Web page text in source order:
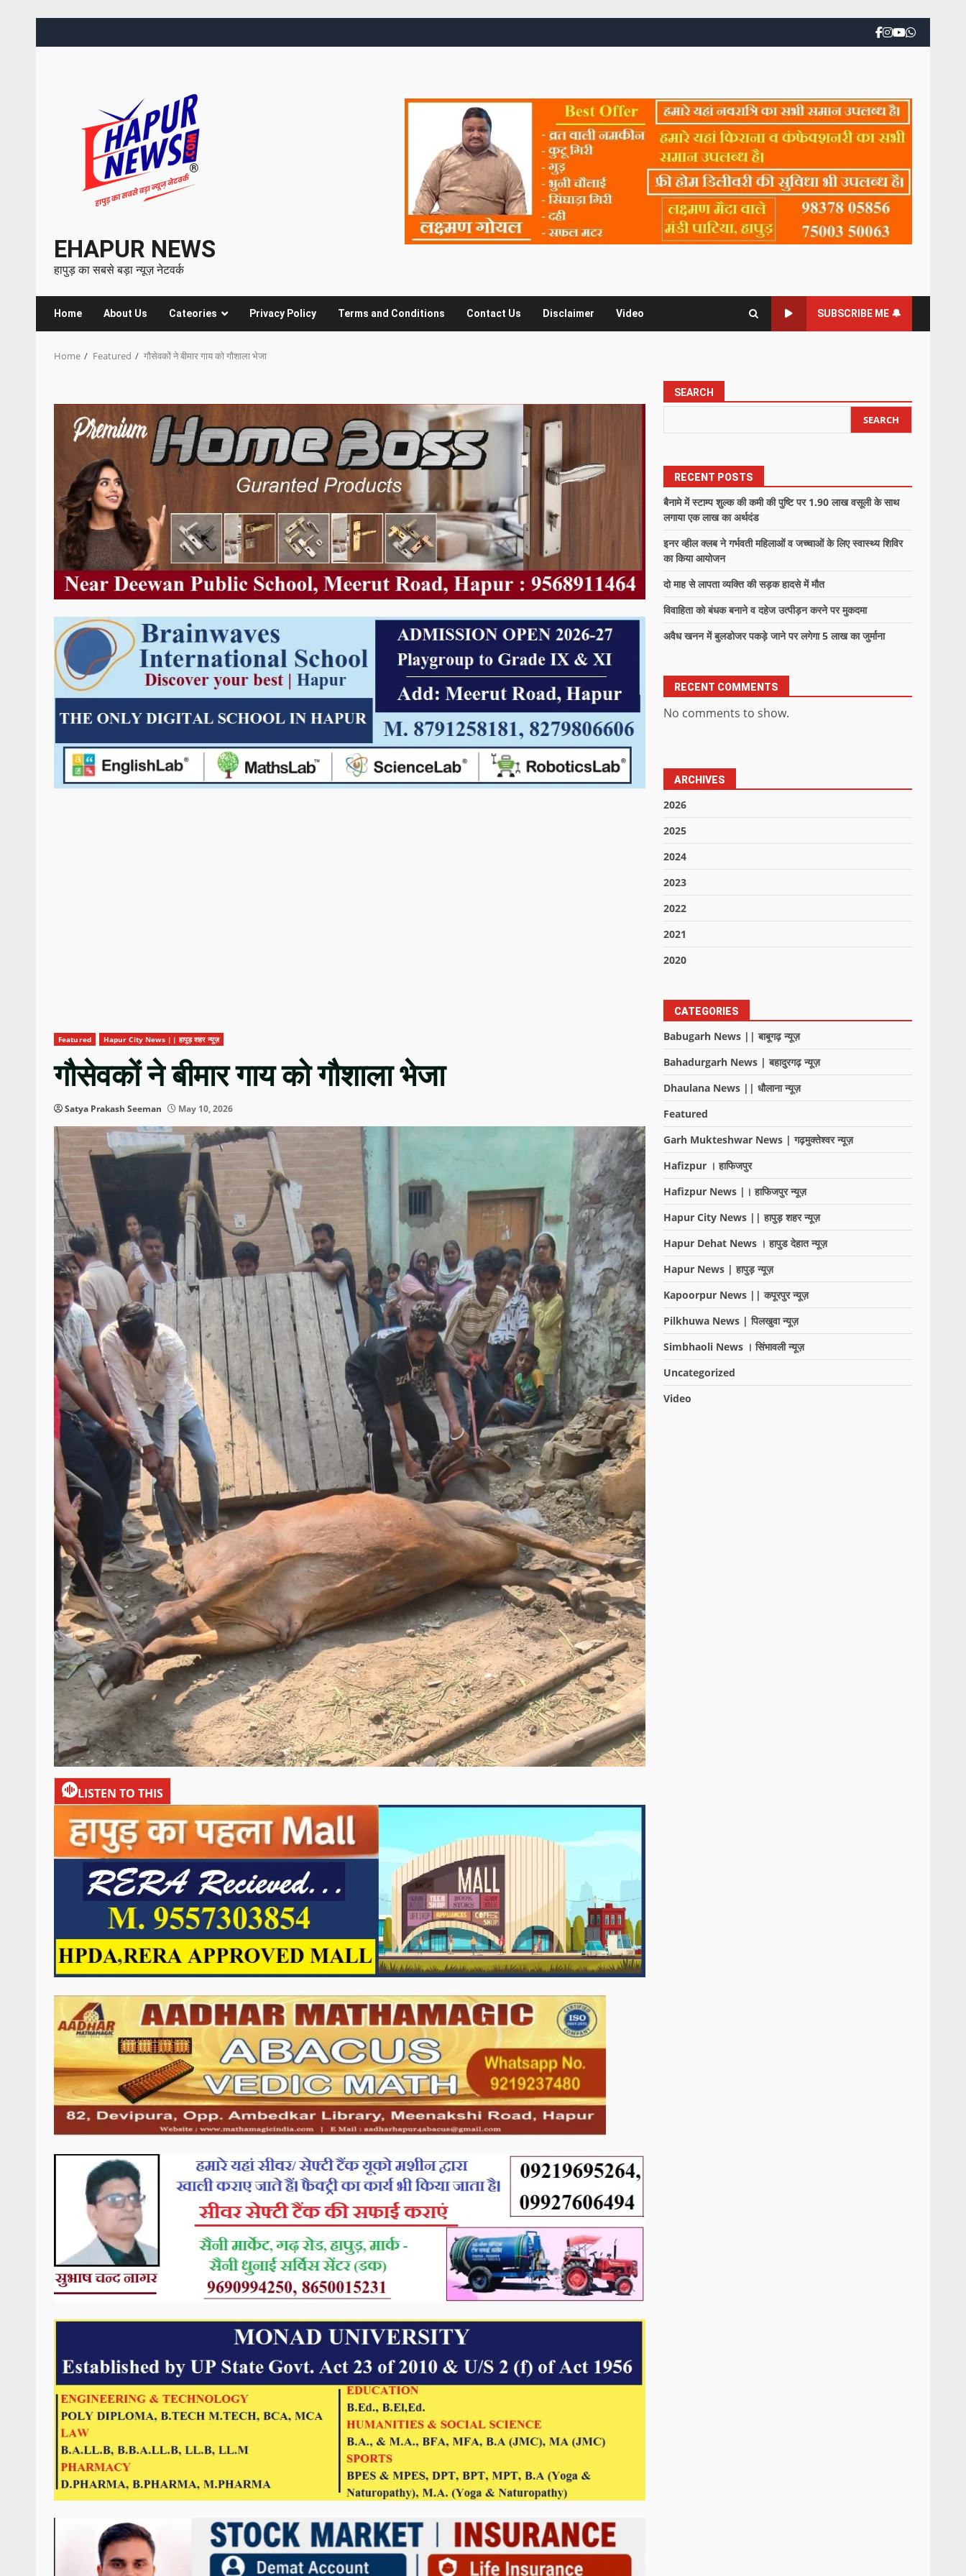
EHAPUR NEWS
हापुड़ का सबसे बड़ा न्यूज़ नेटवर्क
Home About Us Cateories Privacy Policy Terms and Conditions Contact Us Disclaimer Video SUBSCRIBE ME 🔔
Home Featured गौसेवकों ने बीमार गाय को गौशाला भेजा
Featured Hapur City News || हापुड़ शहर न्यूज़
गौसेवकों ने बीमार गाय को गौशाला भेजा
Satya Prakash Seeman May 10, 2026
LISTEN TO THIS
SEARCH
SEARCH
RECENT POSTS
बैनामे में स्टाम्प शुल्क की कमी की पुष्टि पर 1.90 लाख वसूली के साथ
लगाया एक लाख का अर्थदंड
इनर व्हील क्लब ने गर्भवती महिलाओं व जच्चाओं के लिए स्वास्थ्य शिविर
का किया आयोजन
दो माह से लापता व्यक्ति की सड़क हादसे में मौत
विवाहिता को बंधक बनाने व दहेज उत्पीड़न करने पर मुकदमा
अवैध खनन में बुलडोजर पकड़े जाने पर लगेगा 5 लाख का जुर्माना
RECENT COMMENTS
No comments to show.
ARCHIVES
2026
2025
2024
2023
2022
2021
2020
CATEGORIES
Babugarh News || बाबूगढ़ न्यूज़
Bahadurgarh News | बहादुरगढ़ न्यूज़
Dhaulana News || धौलाना न्यूज़
Featured
Garh Mukteshwar News | गढ़मुक्तेश्वर न्यूज़
Hafizpur । हाफिजपुर
Hafizpur News |। हाफिजपुर न्यूज़
Hapur City News || हापुड़ शहर न्यूज़
Hapur Dehat News । हापुड देहात न्यूज़
Hapur News | हापुड़ न्यूज़
Kapoorpur News || कपूरपुर न्यूज़
Pilkhuwa News | पिलखुवा न्यूज़
Simbhaoli News । सिंभावली न्यूज़
Uncategorized
Video